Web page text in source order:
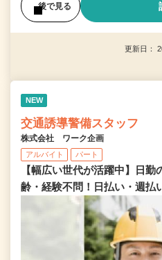
後で見る
更新日：
NEW
交通誘導警備スタッフ
株式会社 ワーク企画
アルバイト パート
【幅広い世代が活躍中】日
齢・経験不問！日払い・週払